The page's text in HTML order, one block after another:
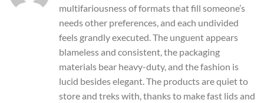
multifariousness of formats that fill someone’s
needs other preferences, and each undivided
feels grandly executed. The unguent appears
blameless and consistent, the packaging
materials bear heavy-duty, and the fashion is
lucid besides elegant. The products are quiet to
store and treks with, thanks to make fast lids and